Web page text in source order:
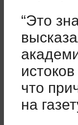
“Это
что
на